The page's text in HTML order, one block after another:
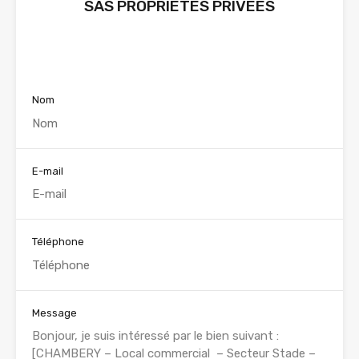
SAS PROPRIETES PRIVEES
Nom
E-mail
Téléphone
Message